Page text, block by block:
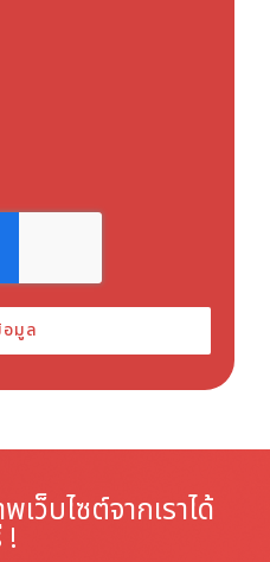
มูล
ว็บไซต์จากเราได้
!